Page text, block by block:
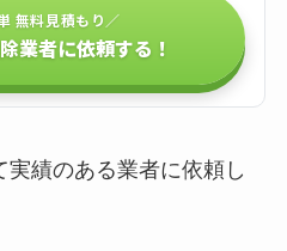
無料見積もり／
業者に依頼する！
実績のある業者に依頼し